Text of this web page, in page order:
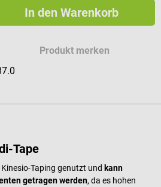
In den Warenkorb
Produkt merken
Tape
Taping genutzt und kann
getragen werden, da es hohen